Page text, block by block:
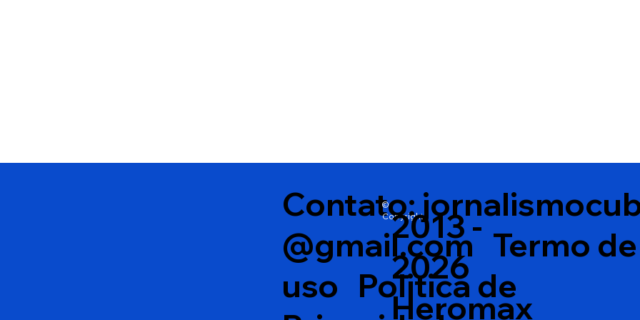
Contato:
@gmail.comTermo de
uso Politica de
©
Copyright
2013 -
2026
Heromax